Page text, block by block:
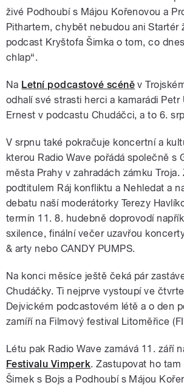
živé Podhoubí s Májou Kořenovou a
Pithartem, chybět nebudou ani Startér
podcast Kryštofa Šimka o tom, co
chlap“.
Na Letní podcastové scéně v
odhalí své strasti herci a kamarádi Petr
Ernest v podcastu Chudáčci, a to 6.
V srpnu také pokračuje koncertní a
kterou Radio Wave pořádá společně s
města Prahy v zahradách zámku
podtitulem Ráj konfliktu a Nehledat a
debatu naší moderátorky Terezy
termín 11. 8. hudebně doprovodí
sxilence, finální večer uzavřou
& arty nebo CANDY PUMPS.
Na konci měsíce ještě čeká pár
Chudáčky. Ti nejprve vystoupí ve
Dejvickém podcastovém létě a o den
zamíří na Filmový festival Litoměřice
Létu pak Radio Wave zamává 11. září
Festivalu Vimperk. Zastupovat ho
Šimek s Bojs a Podhoubí s Májou